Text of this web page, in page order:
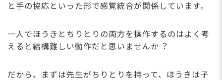
と⼿の協応といった形で感覚統合が関係しています。
⼀⼈でほうきとちりとりの両⽅を操作するのはよく考
えると結構難しい動作だと思いませんか︖
だから、まずは先⽣がちりとりを持って、ほうきは⼦